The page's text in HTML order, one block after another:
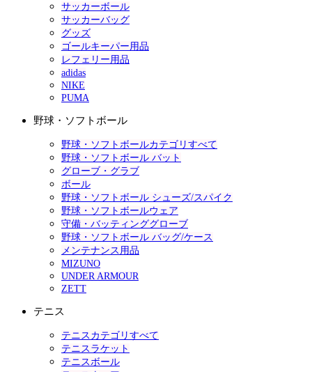
サッカーボール
サッカーバッグ
グッズ
ゴールキーパー用品
レフェリー用品
adidas
NIKE
PUMA
野球・ソフトボール
野球・ソフトボールカテゴリすべて
野球・ソフトボール バット
グローブ・グラブ
ボール
野球・ソフトボール シューズ/スパイク
野球・ソフトボールウェア
守備・バッティンググローブ
野球・ソフトボール バッグ/ケース
メンテナンス用品
MIZUNO
UNDER ARMOUR
ZETT
テニス
テニスカテゴリすべて
テニスラケット
テニスボール